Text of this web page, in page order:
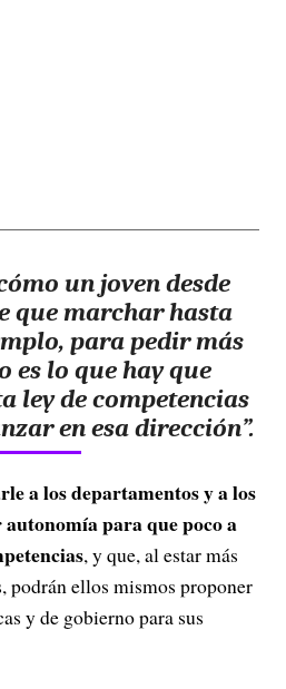
un joven desde
que marchar hasta
para pedir más
es lo que hay que
ley de competencias
en esa dirección”.
a los departamentos y a los
para que poco a
, y que, al estar más
podrán ellos mismos proponer
y de gobierno para sus